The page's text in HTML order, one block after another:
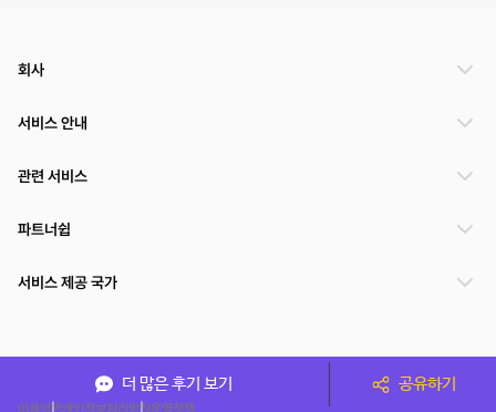
더 많은 후기 보기 공유하기
회사
서비스 안내
관련 서비스
파트너쉽
서비스 제공 국가
이용약관개인정보처리방침운영정책